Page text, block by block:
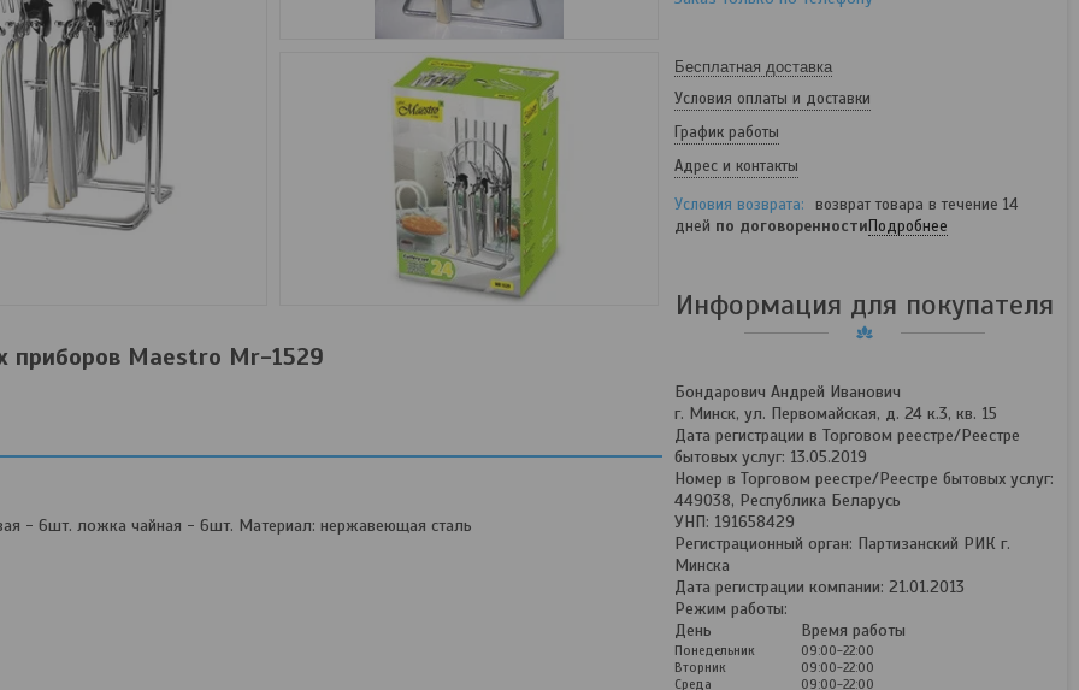
приборов Maestro Mr-1529
- 6шт. ложка чайная - 6шт. Материал: нержавеющая сталь
Бесплатная доставка
Условия оплаты и доставки
График работы
Адрес и контакты
возврат товара в течение 14
дней по договоренностиПодробнее
Информация для покупателя
Бондарович Андрей Иванович
г. Минск, ул. Первомайская, д. 24 к.3, кв. 15
Дата регистрации в Торговом реестре/Реестре
бытовых услуг: 13.05.2019
Номер в Торговом реестре/Реестре бытовых услуг:
449038, Республика Беларусь
УНП: 191658429
Регистрационный орган: Партизанский РИК г.
Минска
Дата регистрации компании: 21.01.2013
Режим работы:
День
Время работы
Понедельник
09:00-22:00
Вторник
09:00-22:00
Среда
09:00-22:00